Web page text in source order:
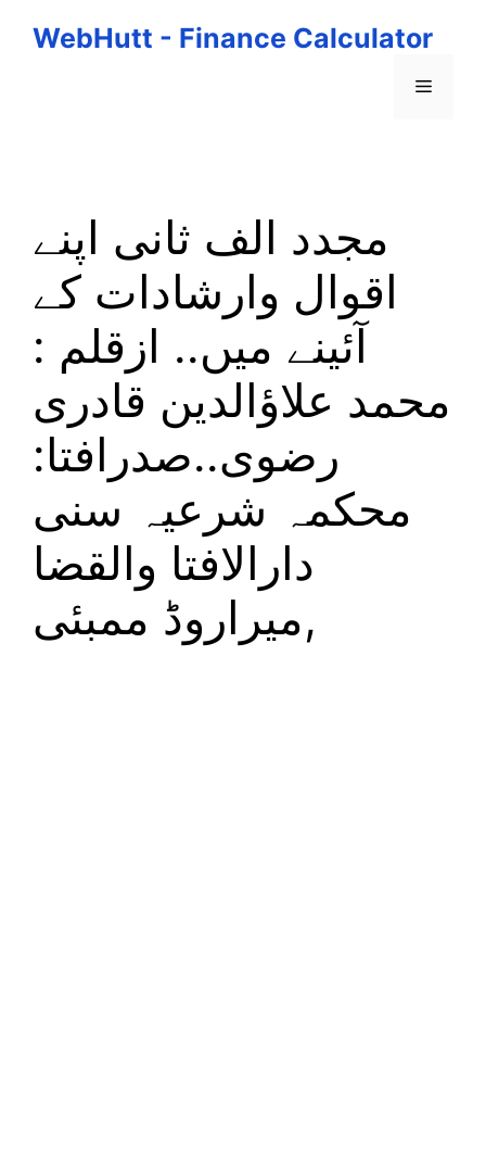
WebHutt - Finance Calculator
Menu
مجدد الف ثانی اپنے
اقوال وارشادات کے
آئینے میں.. ازقلم :
محمد علاؤالدین قادری
رضوی..صدرافتا:
محکمہ شرعیہ سنی
دارالافتا والقضا
,میراروڈ ممبئی